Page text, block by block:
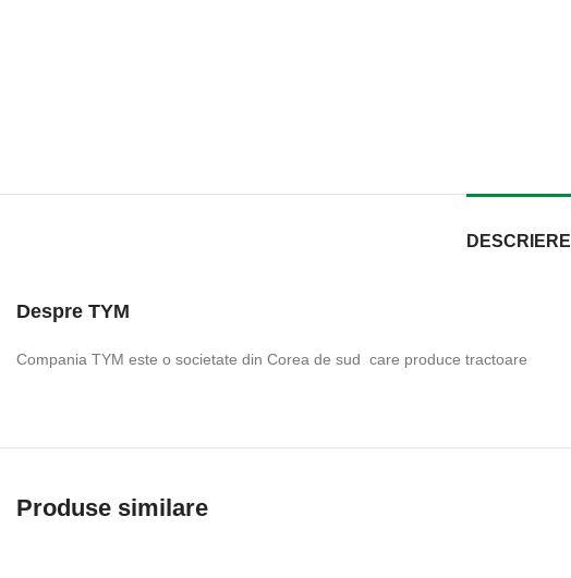
DESCRIERE
Despre TYM
Compania TYM este o societate din Corea de sud care produce tractoare
Produse similare